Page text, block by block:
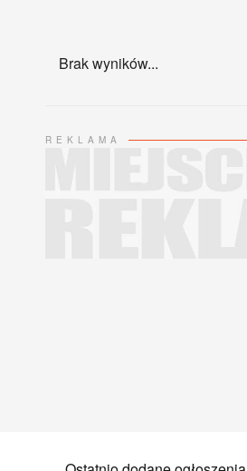
Brak wyników...
REKLAMA